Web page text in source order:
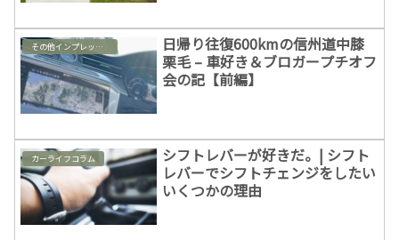
その他インプレッション
日帰り往復600kmの信州道中膝
栗毛 – 車好き＆ブロガープチオフ
会の記【前編】
カーライフコラム
シフトレバーが好きだ。| シフト
レバーでシフトチェンジをしたい
いくつかの理由